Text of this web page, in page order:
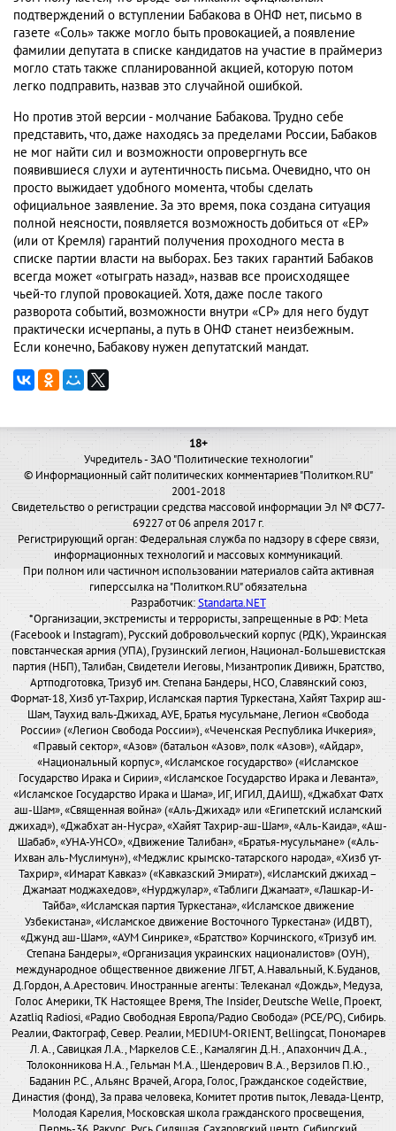
подтверждений о вступлении Бабакова в ОНФ нет, письмо в
газете «Соль» также могло быть провокацией, а появление
фамилии депутата в списке кандидатов на участие в праймериз
могло стать также спланированной акцией, которую потом
легко подправить, назвав это случайной ошибкой.
Но против этой версии - молчание Бабакова. Трудно себе
представить, что, даже находясь за пределами России, Бабаков
не мог найти сил и возможности опровергнуть все
появившиеся слухи и аутентичность письма. Очевидно, что он
просто выжидает удобного момента, чтобы сделать
официальное заявление. За это время, пока создана ситуация
полной неясности, появляется возможность добиться от «ЕР»
(или от Кремля) гарантий получения проходного места в
списке партии власти на выборах. Без таких гарантий Бабаков
всегда может «отыграть назад», назвав все происходящее
чьей-то глупой провокацией. Хотя, даже после такого
разворота событий, возможности внутри «СР» для него будут
практически исчерпаны, а путь в ОНФ станет неизбежным.
Если конечно, Бабакову нужен депутатский мандат.
18+
Учредитель - ЗАО "Политические технологии"
© Информационный сайт политических комментариев "Политком.RU"
2001-2018
Свидетельство о регистрации средства массовой информации Эл № ФС77-
69227 от 06 апреля 2017 г.
Регистрирующий орган: Федеральная служба по надзору в сфере связи,
информационных технологий и массовых коммуникаций.
При полном или частичном использовании материалов сайта активная
гиперссылка на "Политком.RU" обязательна
Разработчик:Standarta.NET
*Организации, экстремисты и террористы, запрещенные в РФ: Meta
(Facebook и Instagram), Русский добровольческий корпус (РДК), Украинская
повстанческая армия (УПА), Грузинский легион, Национал-Большевистская
партия (НБП), Талибан, Свидетели Иеговы, Мизантропик Дивижн, Братство,
Артподготовка, Тризуб им. Степана Бандеры, НСО, Славянский союз,
Формат-18, Хизб ут-Тахрир, Исламская партия Туркестана, Хайят Тахрир аш-
Шам, Таухид валь-Джихад, АУЕ, Братья мусульмане, Легион «Свобода
России» («Легион Свобода России»), «Чеченская Республика Ичкерия»,
«Правый сектор», «Азов» (батальон «Азов», полк «Азов»), «Айдар»,
«Национальный корпус», «Исламское государство» («Исламское
Государство Ирака и Сирии», «Исламское Государство Ирака и Леванта»,
«Исламское Государство Ирака и Шама», ИГ, ИГИЛ, ДАИШ), «Джабхат Фатх
аш-Шам», «Священная война» («Аль-Джихад» или «Египетский исламский
джихад»), «Джабхат ан-Нусра», «Хайят Тахрир-аш-Шам», «Аль-Каида», «Аш-
Шабаб», «УНА-УНСО», «Движение Талибан», «Братья-мусульмане» («Аль-
Ихван аль-Муслимун»), «Меджлис крымско-татарского народа», «Хизб ут-
Тахрир», «Имарат Кавказ» («Кавказский Эмират»), «Исламский джихад –
Джамаат моджахедов», «Нурджулар», «Таблиги Джамаат», «Лашкар-И-
Тайба», «Исламская партия Туркестана», «Исламское движение
Узбекистана», «Исламское движение Восточного Туркестана» (ИДВТ),
«Джунд аш-Шам», «АУМ Синрике», «Братство» Корчинского, «Тризуб им.
Степана Бандеры», «Организация украинских националистов» (ОУН),
международное общественное движение ЛГБТ, А.Навальный, К.Буданов,
Д.Гордон, А.Арестович. Иностранные агенты: Телеканал «Дождь», Медуза,
Голос Америки, ТК Настоящее Время, The Insider, Deutsche Welle, Проект,
Azatliq Radiosi, «Радио Свободная Европа/Радио Свобода» (PCE/PC), Сибирь.
Реалии, Фактограф, Север. Реалии, MEDIUM-ORIENT, Bellingcat, Пономарев
Л. А., Савицкая Л.А., Маркелов С.Е., Камалягин Д.Н., Апахончич Д.А.,
Толоконникова Н.А., Гельман М.А., Шендерович В.А., Верзилов П.Ю.,
Баданин Р.С., Альянс Врачей, Агора, Голос, Гражданское содействие,
Династия (фонд), За права человека, Комитет против пыток, Левада-Центр,
Молодая Карелия, Московская школа гражданского просвещения,